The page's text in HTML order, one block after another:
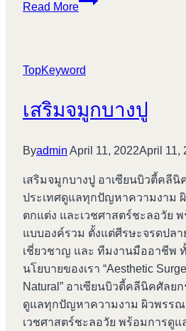
Read More
TopKeyword
เสริมจมูกบางปู
Byadmin April 11, 2022April 11,
เสริมจมูกบางปู อาเซียนบิวตี้คลี
ประเทศดูแลทุกปัญหาความงาม
ตกแต่ง และเวชศาสตร์ชะลอวัย
แบบองค์รวม ตั้งแต่ศีรษะจรดปลา
เชี่ยวชาญ และ ทีมงานมืออาชีพ
นโยบายของเรา “Aesthetic
Natural” อาเซียนบิวตี้คลีนิคศัลย
ดูแลทุกปัญหาความงาม ผิวพรรณ
เวชศาสตร์ชะลอวัย พร้อมการดู